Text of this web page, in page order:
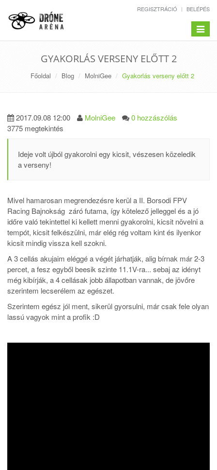
REGISZTRÁCIÓ BELÉPÉS
Toggle
GYAKORLÁS VERSENY ELŐTT 2
Főoldal Blog MolniGee Gyakorlás verseny előtt 2
2017.09.08 12:00 MolniGee
0 hozzászólás
3775 megtekintés
Ideje volt újból gyakorolni egy kicsit, vészesen közeledik
a verseny!
Mivel hamarosan megrendezésre kerül a II. Borsodi FPV
Racing Bajnokság záró futama, így kötelező jelleggel és a jó
időre való tekintettel ki kellett menni gyakorolni, kicsit növelni a
tempót, kicsit felkészülni, már elég rég voltam kint és ilyenkor
kicsit mindig vissza kell szokni.
A 3 cellás akujaim eléggé a végét járhatják, alig bírnak már 2-3
percet, a fesz egyből beesik szinte 11.1V-ra... sebaj az idényt
még kibírják, a 4 cellásak jobb állapotban vannak, de jövőre
szerintem lecserélem az egészet.
Szerintem egész jól ment, sikerül gyorsulni, már csak fele olyan
lassú vagyok mint a profik :D